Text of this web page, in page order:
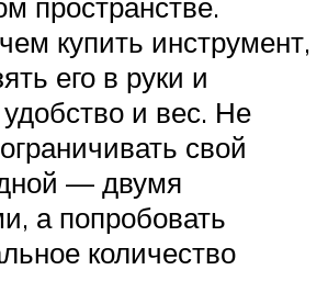
купить инструмент,
его в руки и
и вес. Не
свой
— двумя
а попробовать
количество